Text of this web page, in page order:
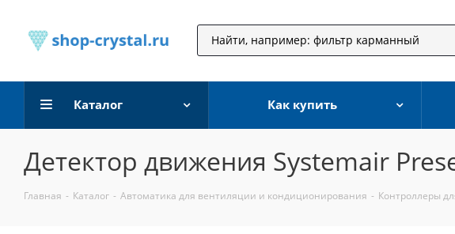
Каталог Как купить
Детектор движения Systemair
Главная - Каталог - Автоматика для вентиляции и кондиционирования - Контроллеры